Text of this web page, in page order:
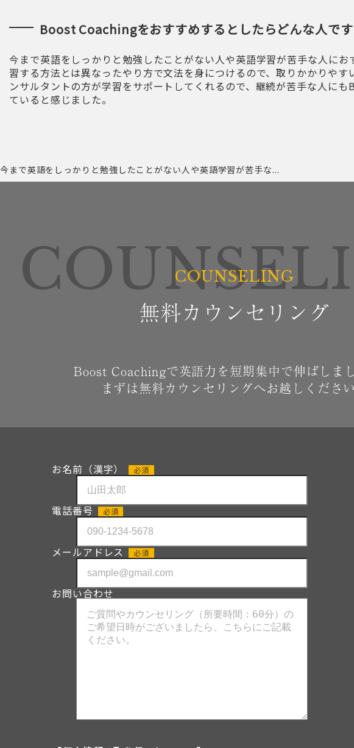
Boost Coachingをおすすめするとしたらどんな人です
今まで英語をしっかりと勉強したことがない人や英語学習が苦手な人にお
習する方法とは異なったやり方で文法を身につけるので、取りかかりやす
ンサルタントの方が学習をサポートしてくれるので、継続が苦手な人に
ていると感じました。
今まで英語をしっかりと勉強したことがない人や英語学習が苦手な...
無料カウンセリング
Boost Coachingで英語力を短期集中で伸ばしま
まずは無料カウンセリングへお越しください
お名前（漢字） 必須
電話番号 必須
メールアドレス 必須
お問い合わせ